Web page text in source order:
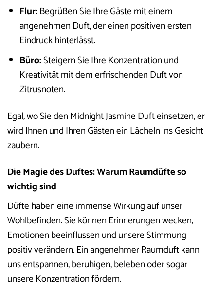
Flur:Begrüßen Sie Ihre Gäste mit einem
angenehmen Duft, der einen positiven ersten
Eindruck hinterlässt.
Büro:Steigern Sie Ihre Konzentration und
Kreativität mit dem erfrischenden Duft von
Zitrusnoten.
Egal, wo Sie den Midnight Jasmine Duft einsetzen, er
wird Ihnen und Ihren Gästen ein Lächeln ins Gesicht
zaubern.
Die Magie des Duftes: Warum Raumdüfte so
wichtig sind
Düfte haben eine immense Wirkung auf unser
Wohlbefinden. Sie können Erinnerungen wecken,
Emotionen beeinflussen und unsere Stimmung
positiv verändern. Ein angenehmer Raumduft kann
uns entspannen, beruhigen, beleben oder sogar
unsere Konzentration fördern.